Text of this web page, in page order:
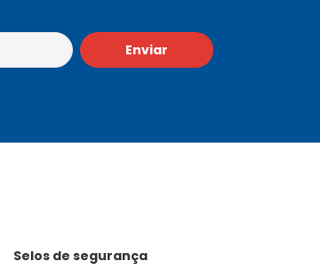
Enviar
Selos de segurança